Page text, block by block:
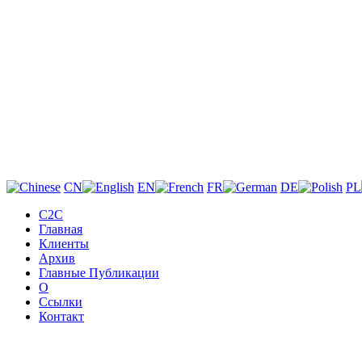
CN EN FR DE PL
C2C
Главная
Клиенты
Архив
Главные Публикации
О
Ссылки
Контакт